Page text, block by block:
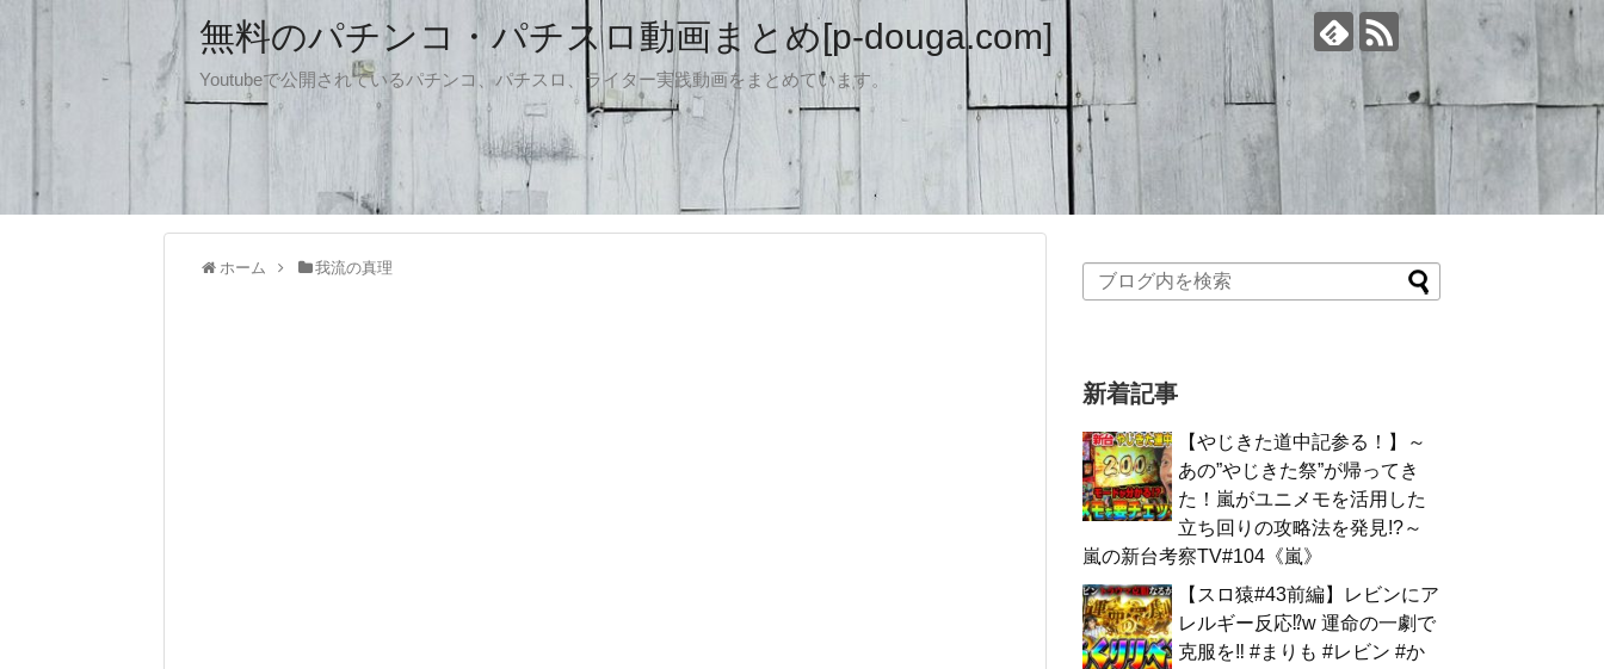
無料のパチンコ・パチスロ動画まとめ[p-douga.com]
Youtubeで公開されているパチンコ、パチスロ、ライター実践動画をまとめています。
ホーム 我流の真理
新着記事
【やじきた道中記参る！】～
あの”やじきた祭”が帰ってき
た！嵐がユニメモを活用した
立ち回りの攻略法を発見!?～
嵐の新台考察TV#104《嵐》
【スロ猿#43前編】レビンにア
レルギー反応⁉w 運命の一劇で
克服を‼ #まりも #レビン #か